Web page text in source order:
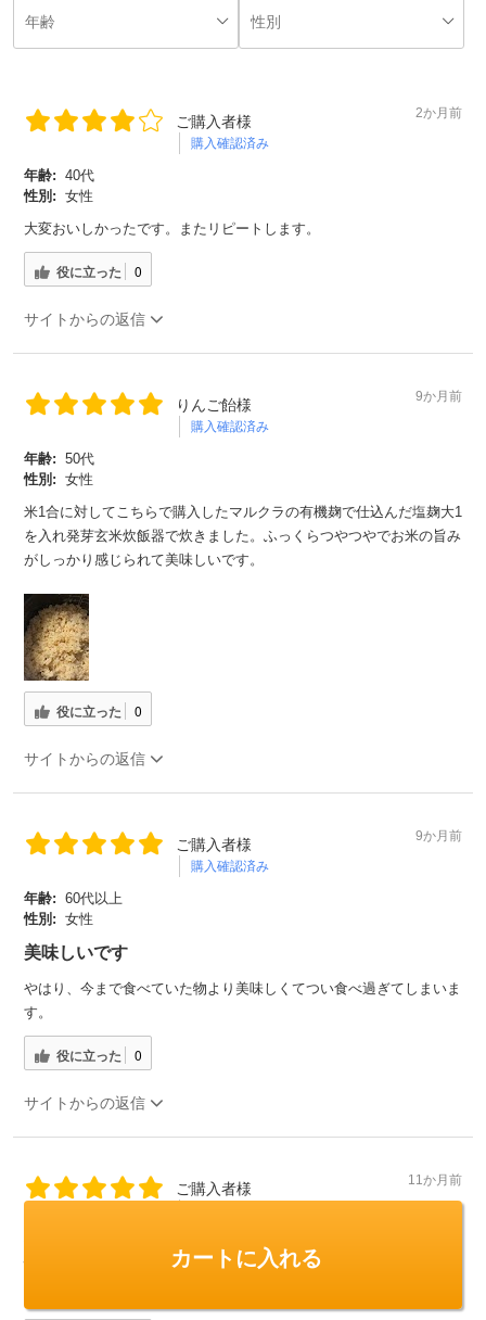
ご購入者様
購入確認済み
2か月前
年齢: 40代
性別: 女性
大変おいしかったです。またリピートします。
役に立った 0
サイトからの返信
りんご飴様
購入確認済み
9か月前
年齢: 50代
性別: 女性
米1合に対してこちらで購入したマルクラの有機麹で仕込んだ塩麹大1
を入れ発芽玄米炊飯器で炊きました。ふっくらつやつやでお米の旨み
がしっかり感じられて美味しいです。
役に立った 0
サイトからの返信
ご購入者様
購入確認済み
9か月前
年齢: 60代以上
性別: 女性
美味しいです
やはり、今まで食べていた物より美味しくてつい食べ過ぎてしまいま
す。
役に立った 0
サイトからの返信
ご購入者様 11か月前
性別:
カートに入れる